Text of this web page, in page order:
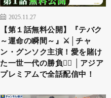
2025.11.27
【第１話無料公開】『テバク
～運命の瞬間～』⚔│チャ
ン・グンソク主演！愛を賭け
た一世一代の勝負❤️‍🔥 │アジア
プレミアムで全話配信中！